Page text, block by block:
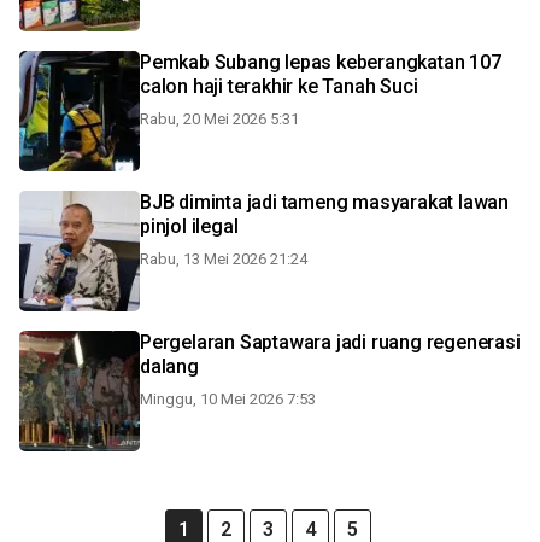
Pemkab Subang lepas keberangkatan 107
calon haji terakhir ke Tanah Suci
Rabu, 20 Mei 2026 5:31
BJB diminta jadi tameng masyarakat lawan
pinjol ilegal
Rabu, 13 Mei 2026 21:24
Pergelaran Saptawara jadi ruang regenerasi
dalang
Minggu, 10 Mei 2026 7:53
1 2 3 4 5